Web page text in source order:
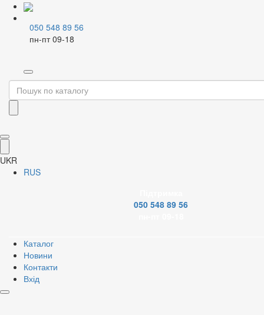
050 548 89 56
пн-пт 09-18
UKR
RUS
050 548 89 56
Каталог
Новини
Контакти
Вхід
Home Каталог
Кріплення/Євроконуси/комплектуючі
Скинути
VALOGIN